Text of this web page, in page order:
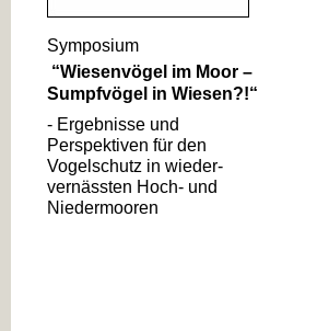
Symposium
“Wiesenvögel im Moor –
Sumpfvögel in Wiesen?!“
- Ergebnisse und
Perspektiven für den
Vogelschutz in wieder-
vernässten Hoch- und
Niedermooren